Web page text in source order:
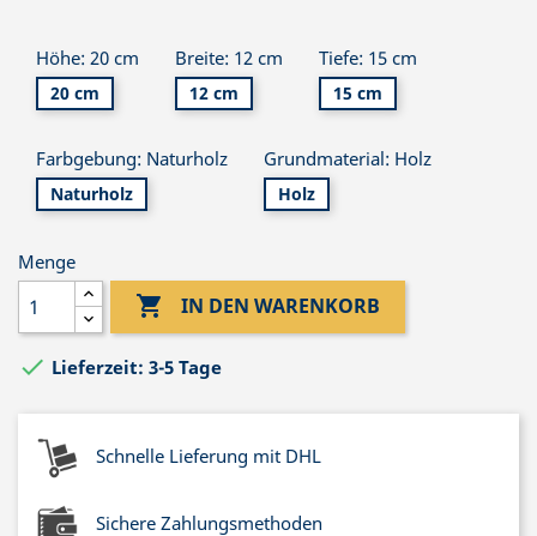
Höhe: 20 cm
20 cm
Breite: 12 cm
12 cm
Tiefe: 15 cm
15 cm
Farbgebung: Naturholz
Naturholz
Grundmaterial: Holz
Holz
Menge
 IN DEN WARENKORB
 Lieferzeit: 3-5 Tage
Schnelle Lieferung mit DHL
Sichere Zahlungsmethoden